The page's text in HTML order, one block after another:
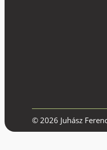
© 2026 Juhász